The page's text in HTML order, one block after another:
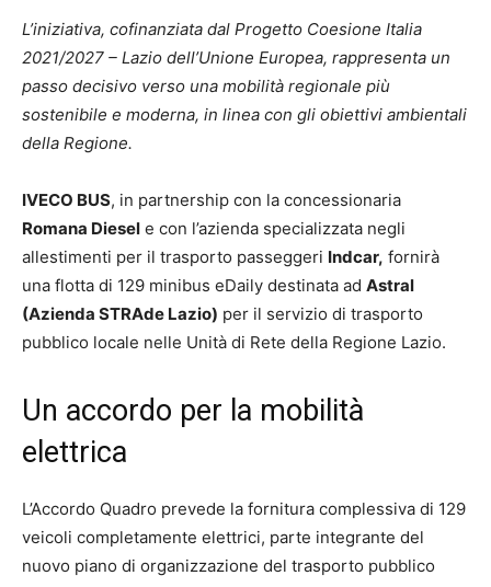
L’iniziativa, cofinanziata dal Progetto Coesione Italia
2021/2027 – Lazio dell’Unione Europea, rappresenta un
passo decisivo verso una mobilità regionale più
sostenibile e moderna, in linea con gli obiettivi ambientali
della Regione.
IVECO BUS, in partnership con la concessionaria
Romana Diesel e con l’azienda specializzata negli
allestimenti per il trasporto passeggeri Indcar, fornirà
una flotta di 129 minibus eDaily destinata ad Astral
(Azienda STRAde Lazio) per il servizio di trasporto
pubblico locale nelle Unità di Rete della Regione Lazio.
Un accordo per la mobilità
elettrica
L’Accordo Quadro prevede la fornitura complessiva di 129
veicoli completamente elettrici, parte integrante del
nuovo piano di organizzazione del trasporto pubblico